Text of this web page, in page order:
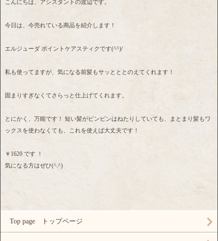
こんにちは、アシスタントの渡辺です。
今日は、今売れている商品を紹介します！
エルジューダ ポイントケアスティクです(^^)/
私も使ってますが、気になる前髪もサッとととのえてくれます！
固まりすぎなくてさらっと仕上げてくれます。
とにかく、万能です！ 短い髪がピンピンはねたりしていても、まとまり髪もワ
ックスを使わなくても、これを使えば大丈夫です！
￥1620 です ！
気になる方はぜひ(^.^)
Top page トップページ